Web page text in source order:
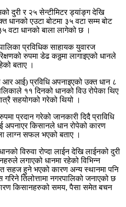
दुरी र २५ सेन्टीमिटर ड्यांङ्ग देखि
धानको एउटा बोटमा ३५ वटा सम्म बोट
वटा धानको बाला लागेको छ ।
प्रविधिक साहायक युवारज
रुपमा डेढ कठ्ठमा लागाइएको धानले
बताए ।
आई) प्रविधि अपनाइएको उक्त धान ८
११ दिनको धानको विउ रोपेका थिए
सहयोगको गरेको थियो ।
प्रदान गरेको जानकारी दिदै प्राविधि
अपनाएर किसानले धान रोपेको कारण
लाग्न सफल भएको बताए ।
विरुवा रोप्दा लाईन देखि लाईनको दुरी
लगाएको धानमा रहेको विभिन्न
सहज हुने भएको कारण अन्य स्थानमा पनि
तिलोत्तामा नगरपालिको जनाएको छ
किसानहरुको समय, पैसा समेत बचन